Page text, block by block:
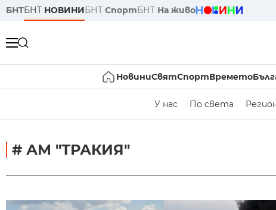
БНТБНТ НОВИНИБНТ СпортБНТ На живо
НовиниСвятСпортВремето
У нас По света
# АМ "ТРАКИЯ"